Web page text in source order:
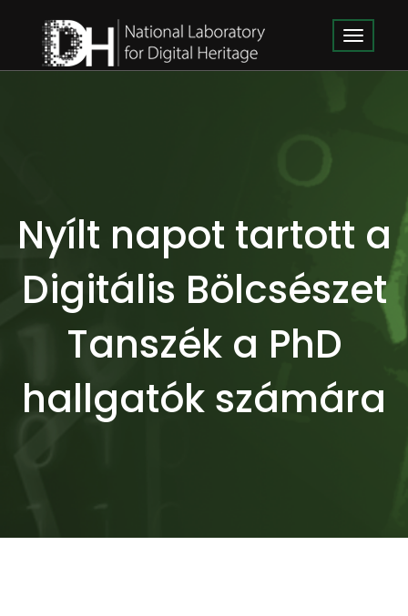
Nyílt napot tartott a
Digitális Bölcsészet
Tanszék a PhD
hallgatók számára